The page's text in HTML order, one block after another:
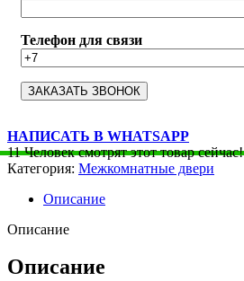
Телефон для связи
НАПИСАТЬ В WHATSAPP
11 Человек смотрят этот товар сейчас!
Категория: Межкомнатные двери
Описание
Описание
Описание